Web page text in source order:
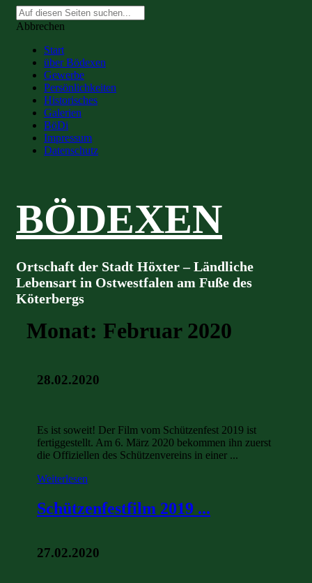
Suche
nach:
Abbrechen
Start
über Bödexen
Gewerbe
Persönlichkeiten
Historisches
Galerien
BöDi
Impressum
Datenschutz
BÖDEXEN
Ortschaft der Stadt Höxter – Ländliche
Lebensart in Ostwestfalen am Fuße des
Köterbergs
Monat: Februar 2020
28.02.2020
Es ist soweit! Der Film vom Schützenfest 2019 ist
fertiggestellt. Am 6. März 2020 bekommen ihn zuerst
die Offiziellen des Schützenvereins in einer ...
Weiterlesen
Schützenfestfilm 2019 ...
27.02.2020